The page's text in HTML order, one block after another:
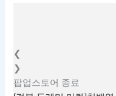
❮
❯
팝업스토어 종료